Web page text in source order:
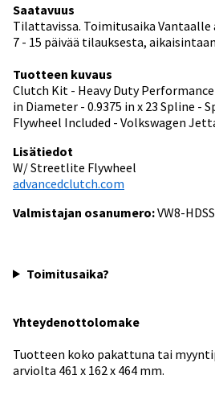
Saatavuus
Tilattavissa. Toimitusaika
7 - 15 päivää tilauksesta, aikaisintaan
Tuotteen kuvaus
Clutch Kit - Heavy Duty
in Diameter - 0.9375 in x 23 Spline -
Flywheel Included - Volkswagen
Lisätiedot
W/ Streetlite Flywheel
advancedclutch.com
Valmistajan osanumero:VW8-HDSS
Toimitusaika?
Yhteydenottolomake
Tuotteen koko pakattuna tai
arviolta 461 x 162 x 464 mm.